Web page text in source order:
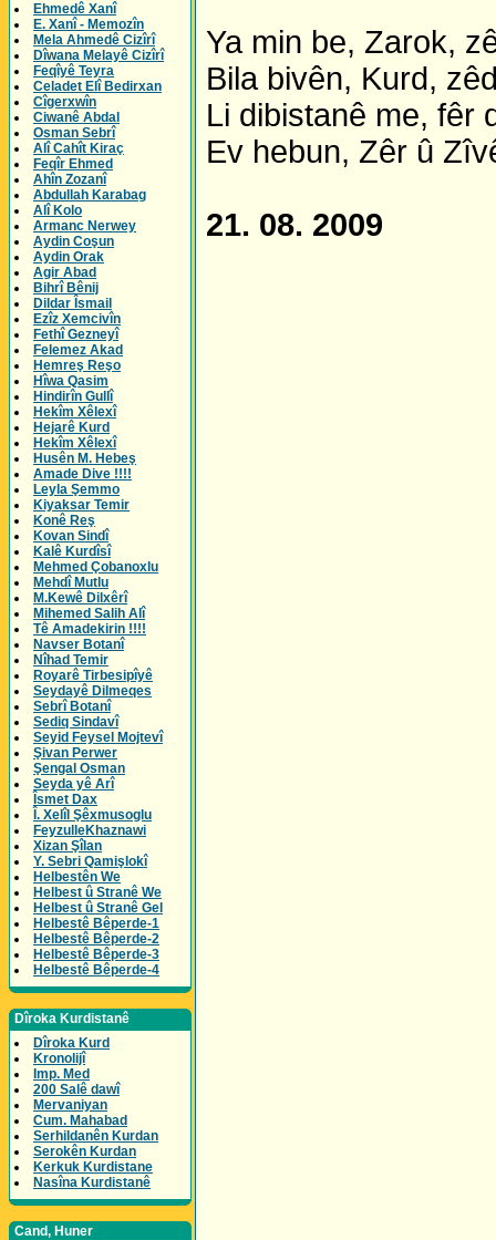
Ehmedê Xanî
E. Xanî - Memozîn
Mela Ahmedê Cizîrî
Dîwana Melayê Cizîrî
Feqîyê Teyra
Celadet Elî Bedirxan
Cîgerxwîn
Ciwanê Abdal
Osman Sebrî
Alî Cahît Kiraç
Feqîr Ehmed
Ahîn Zozanî
Abdullah Karabag
Alî Kolo
Armanc Nerwey
Aydin Coşun
Aydin Orak
Agir Abad
Bihrî Bênij
Dildar Îsmail
Ezîz Xemcivîn
Fethî Gezneyî
Felemez Akad
Hemreş Reşo
Hîwa Qasim
Hindirîn Gullî
Hekîm Xêlexî
Hejarê Kurd
Hekîm Xêlexî
Husên M. Hebeş
Amade Dive !!!!
Leyla Şemmo
Kiyaksar Temir
Konê Reş
Kovan Sindî
Kalê Kurdîsî
Mehmed Çobanoxlu
Mehdî Mutlu
M.Kewê Dilxêrî
Mihemed Salih Alî
Tê Amadekirin !!!!
Navser Botanî
Nîhad Temir
Royarê Tirbesipîyê
Seydayê Dilmeqes
Sebrî Botanî
Sediq Sindavî
Seyid Feysel Mojtevî
Şivan Perwer
Şengal Osman
Seyda yê Arî
Îsmet Dax
Î. Xelîl Şêxmusoglu
FeyzulleKhaznawi
Xizan Şîlan
Y. Sebri Qamişlokî
Helbestên We
Helbest û Stranê We
Helbest û Stranê Gel
Helbestê Bêperde-1
Helbestê Bêperde-2
Helbestê Bêperde-3
Helbestê Bêperde-4
Dîroka Kurdistanê
Dîroka Kurd
Kronolijî
Imp. Med
200 Salê dawî
Mervaniyan
Cum. Mahabad
Serhildanên Kurdan
Serokên Kurdan
Kerkuk Kurdistane
Nasîna Kurdistanê
Cand, Huner
Ya min be, Zarok,
Bila bivên, Kurd,
Li dibistanê me, fêr
Ev hebun, Zêr û
21. 08. 2009